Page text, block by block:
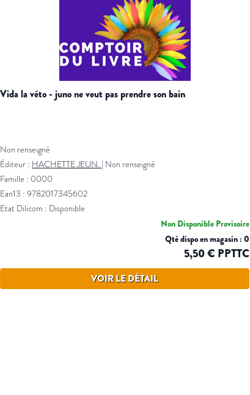
vida la véto - juno ne veut pas prendre son bain
Non renseigné
Éditeur : HACHETTE JEUN. | Non renseigné
Famille : 0000
Ean13 : 9782017345602
Etat Dilicom : Disponible
Non Disponible Provisoire
Qté dispo en magasin : 0
5,50 € PPTTC
VOIR LE DÉTAIL